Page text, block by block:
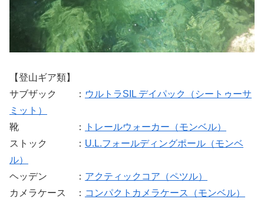
【登山ギア類】
サブザック ： ウルトラSIL デイパック（シートゥーサ
ミット）
靴 ：
トレールウォーカー（モンベル）
ストック ： U.L.フォールディングポール（モンベ
ル）
ヘッデン ： アクティックコア（ペツル）
カメラケース ： コンパクトカメラケース（モンベル）